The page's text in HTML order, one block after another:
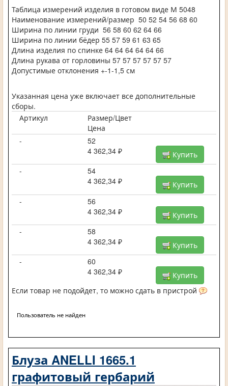
Таблица измерений изделия в готовом виде М 5048
Наименование измерений/размер 50 52 54 56 68 60
Ширина по линии груди 56 58 60 62 64 66
Ширина по линии бёдер 55 57 59 61 63 65
Длина изделия по спинке 64 64 64 64 64 66
Длина рукава от горловины 57 57 57 57 57 57
Допустимые отклонения +-1-1,5 см
Указанная цена уже включает все дополнительные
сборы.
Артикул
Размер/Цвет
Цена
-
52
4 362,34 ₽
Купить
-
54
4 362,34 ₽
Купить
-
56
4 362,34 ₽
Купить
-
58
4 362,34 ₽
Купить
-
60
4 362,34 ₽
Купить
Если товар не подойдет, то можно сдать в пристрой
Пользователь не найден
Блуза ANELLI 1665.1
графитовый гербарий